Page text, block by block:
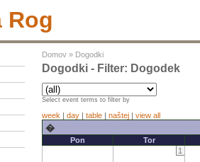
Rog
Domov » Dogodki
Dogodki - Filter: Dogodek
Select event terms to filter by
week | day | table | naštej | view all
�
Pon
Tor
1